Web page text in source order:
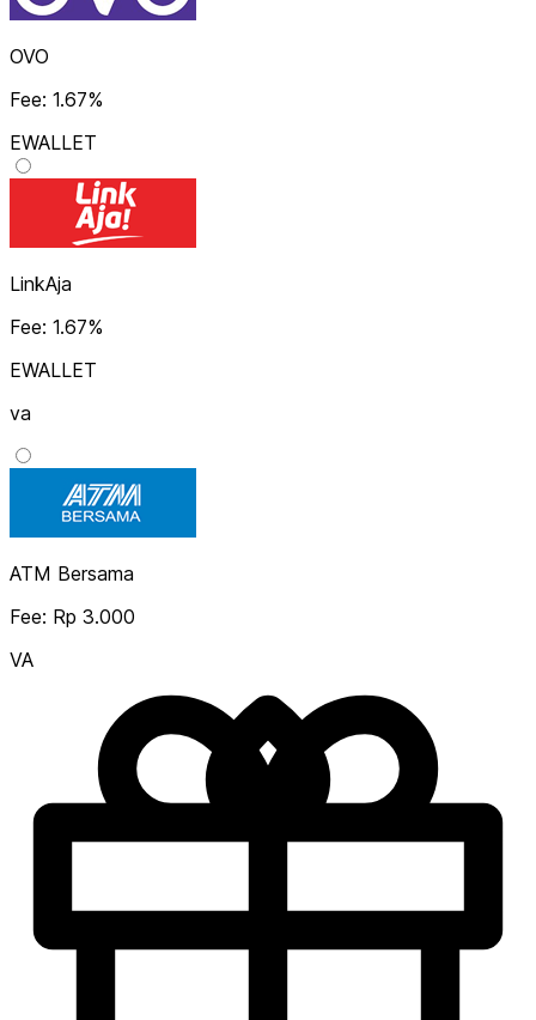
OVO
Fee: 1.67%
EWALLET
LinkAja
Fee: 1.67%
EWALLET
va
ATM Bersama
Fee: Rp 3.000
VA